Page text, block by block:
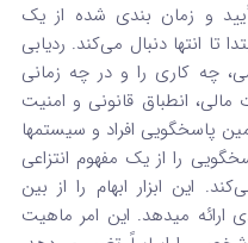
و زمان‌ بندی‌ شده از یک
تا انتها دنبال می‌کند. ردیابی
چه کاری را و در چه زمانی
مالی، انطباق قانونی و امنیت
پاسخگویی افراد و سیستمها
را از یک مفهوم انتزاعی
این ابزار ابهام را از بین
ارائه میدهد. این امر ماهیت